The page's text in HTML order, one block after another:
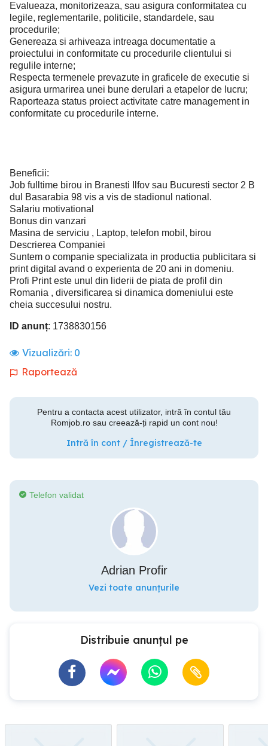
Evalueaza, monitorizeaza, sau asigura conformitatea cu
legile, reglementarile, politicile, standardele, sau
procedurile;
Genereaza si arhiveaza intreaga documentatie a
proiectului in conformitate cu procedurile clientului si
regulile interne;
Respecta termenele prevazute in graficele de executie si
asigura urmarirea unei bune derulari a etapelor de lucru;
Raporteaza status proiect activitate catre management in
conformitate cu procedurile interne.
Beneficii:
Job fulltime birou in Branesti Ilfov sau Bucuresti sector 2 B
dul Basarabia 98 vis a vis de stadionul national.
Salariu motivational
Bonus din vanzari
Masina de serviciu , Laptop, telefon mobil, birou
Descrierea Companiei
Suntem o companie specializata in productia publicitara si
print digital avand o experienta de 20 ani in domeniu.
Profi Print este unul din liderii de piata de profil din
Romania , diversificarea si dinamica domeniului este
cheia succesului nostru.
ID anunț: 1738830156
Vizualizări: 0
Raportează
Pentru a contacta acest utilizator, intră în contul tău
Romjob.ro sau creează-ți rapid un cont nou!
Intră în cont / Înregistrează-te
Telefon validat
Adrian Profir
Vezi toate anunțurile
Distribuie anunțul pe